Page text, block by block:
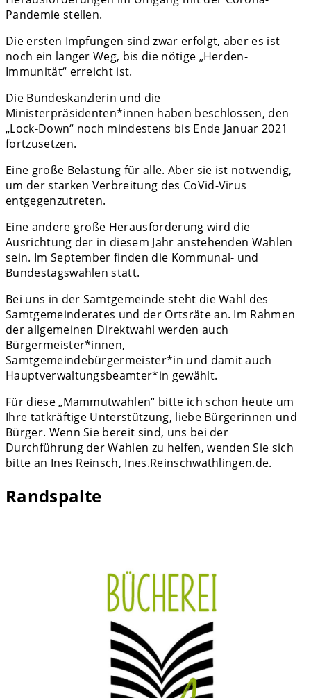
Pandemie stellen.
Die ersten Impfungen sind zwar erfolgt, aber es ist
noch ein langer Weg, bis die nötige „Herden-
Immunität“ erreicht ist.
Die Bundeskanzlerin und die
Ministerpräsidenten*innen haben beschlossen, den
„Lock-Down“ noch mindestens bis Ende Januar 2021
fortzusetzen.
Eine große Belastung für alle. Aber sie ist notwendig,
um der starken Verbreitung des CoVid-Virus
entgegenzutreten.
Eine andere große Herausforderung wird die
Ausrichtung der in diesem Jahr anstehenden Wahlen
sein. Im September finden die Kommunal- und
Bundestagswahlen statt.
Bei uns in der Samtgemeinde steht die Wahl des
Samtgemeinderates und der Ortsräte an. Im Rahmen
der allgemeinen Direktwahl werden auch
Bürgermeister*innen,
Samtgemeindebürgermeister*in und damit auch
Hauptverwaltungsbeamter*in gewählt.
Für diese „Mammutwahlen“ bitte ich schon heute um
Ihre tatkräftige Unterstützung, liebe Bürgerinnen und
Bürger. Wenn Sie bereit sind, uns bei der
Durchführung der Wahlen zu helfen, wenden Sie sich
bitte an Ines Reinsch, Ines.Reinschwathlingen.de.
Randspalte